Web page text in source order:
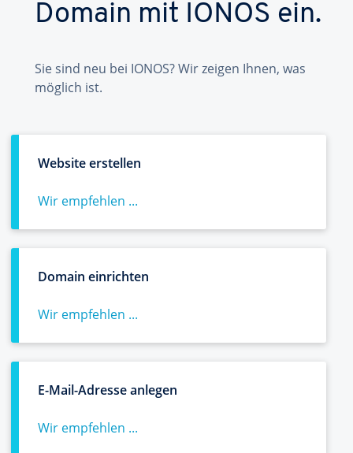
Domain mit IONOS ein.
Sie sind neu bei IONOS? Wir zeigen Ihnen, was
möglich ist.
Website erstellen
Wir empfehlen ...
Domain einrichten
Wir empfehlen ...
E-Mail-Adresse anlegen
Wir empfehlen ...